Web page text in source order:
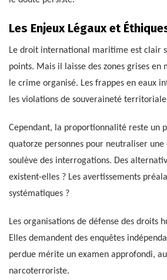
Les Enjeux Légaux et
Le droit international maritime est clair
points. Mais il laisse des zones grises
le crime organisé. Les frappes en eaux
les violations de souveraineté
Cependant, la proportionnalité reste un
quatorze personnes pour neutraliser
soulève des interrogations. Des
existent-elles ? Les avertissements
systématiques ?
Les organisations de défense des droits
Elles demandent des enquêtes
perdue mérite un examen approfondi,
narcoterroriste.